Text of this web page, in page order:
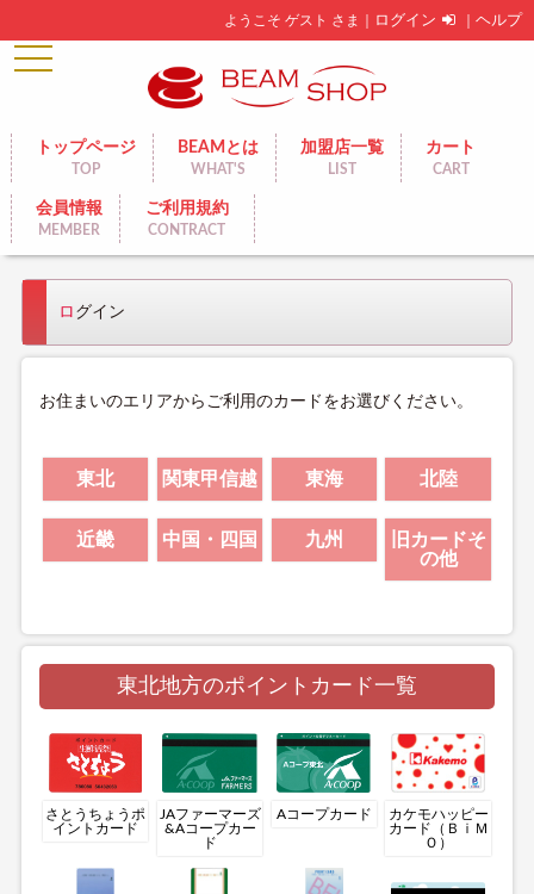
toggle
navigation
トップページ
TOP
BEAMとは
WHAT'S
加盟店一覧
LIST
カート
CART
会員情報
MEMBER
ご利用規約
CONTRACT
ようこそ ゲスト さま｜ ログイン ヘルプ
ログイン
お住まいのエリアからご利用のカードをお選びください。
東北 関東甲信越 東海 北陸
近畿 中国・四国 九州
旧カードそ
の他
東北地方のポイントカード一覧
さとうちょうポ
イントカード
JAファーマーズ
&Aコープカー
ド
Aコープカード
カケモハッピー
カード（ＢｉＭ
Ｏ）